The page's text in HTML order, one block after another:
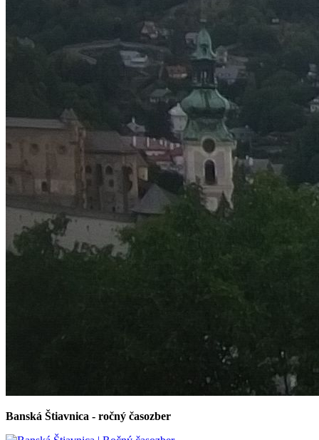
Banská Štiavnica - ročný časozber